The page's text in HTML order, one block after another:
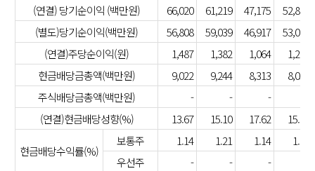
(연결) 당기순이익 (백만원)
66,020 61,219 47,175
52,896
(별도)당기순이익(백만원)
56,808 59,039 46,917
53,008
(연결)주당순이익(원)
1,487 1,382 1,064
1,203
현금배당금총액(백만원)
9,022 9,244 8,313
8,051
주식배당금총액(백만원)
- - -
(연결)현금배당성향(%)
13.67 15.10 17.62 15.22
현금배당수익률(%)
보통주 1.14 1.21 1.14
1.04
우선주
- - -